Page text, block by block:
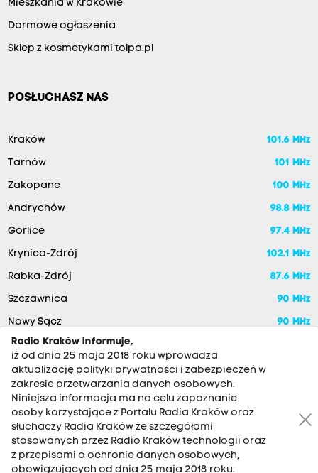
Mieszkania w Krakowie
Darmowe ogłoszenia
Sklep z kosmetykami tolpa.pl
POSŁUCHASZ NAS
Kraków 101.6 MHz
Tarnów 101 MHz
Zakopane 100 MHz
Andrychów 98.8 MHz
Gorlice 97.4 MHz
Krynica-Zdrój 102.1 MHz
Rabka-Zdrój 87.6 MHz
Szczawnica 90 MHz
Nowy Sącz 90 MHz
RADIO KRAKÓW SA. Aleja Juliusza Słowackiego 22, 30-007
Kraków
Radio Kraków informuje,
iż od dnia 25 maja 2018 roku wprowadza
aktualizację polityki prywatności i zabezpieczeń w
zakresie przetwarzania danych osobowych.
Niniejsza informacja ma na celu zapoznanie
osoby korzystające z Portalu Radia Kraków oraz
słuchaczy Radia Kraków ze szczegółami
stosowanych przez Radio Kraków technologii oraz
z przepisami o ochronie danych osobowych,
obowiązujących od dnia 25 maja 2018 roku.